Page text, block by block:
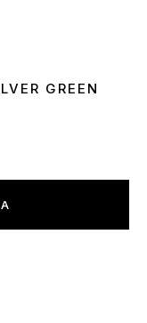
GREEN